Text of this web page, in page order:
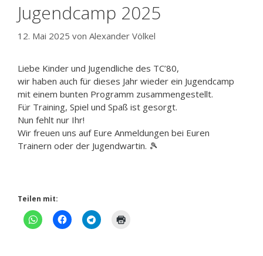
Jugendcamp 2025
12. Mai 2025 von Alexander Völkel
Liebe Kinder und Jugendliche des TC’80,
wir haben auch für dieses Jahr wieder ein Jugendcamp
mit einem bunten Programm zusammengestellt.
Für Training, Spiel und Spaß ist gesorgt.
Nun fehlt nur Ihr!
Wir freuen uns auf Eure Anmeldungen bei Euren
Trainern oder der Jugendwartin. 🎾
Teilen mit: